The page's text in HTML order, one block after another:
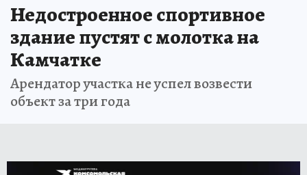
Недостроенное спортивное
здание пустят с молотка на
Камчатке
Арендатор участка не успел возвести
объект за три года